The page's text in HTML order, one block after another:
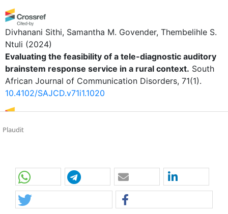
Divhanani Sithi, Samantha M. Govender, Thembelihle S.
Ntuli (2024)
Evaluating the feasibility of a tele-diagnostic auditory
brainstem response service in a rural context. South
African Journal of Communication Disorders, 71(1).
10.4102/SAJCD.v71i1.1020
Giuseppe LanzaRita Bella, Manuela Pennisi, Francesco
Mariangela Tripodi, Maurizio Papotto, Simonetta
Panerai, Donatella Gelardi, Franca Santoro, Laura
Cassarino,(2022)
Post-stroke aphasia at the time of COVID-19
Plaudit